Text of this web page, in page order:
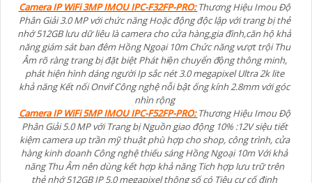
Camera IP WiFi 3MP IMOU IPC-F32FP-PRO:Thương Hiệu Imou Độ
Phân Giải 3.0 MP với chức năng Hoặc động độc lập với trang bị thẻ
nhớ 512GB lưu dữ liêu là camera cho cửa hàng,gia đình,căn hộ khả
năng giám sát ban đêm Hồng Ngoại 10m Chức năng vượt trội Thu
Âm rõ ràng trang bị đặt biệt Phát hiện chuyển động thông minh,
phát hiện hình dáng người Ip sắc nét 3.0 megapixel Ultra 2k lite
khả năng Kết nối Onvif Công nghệ nỗi bật ống kính 2.8mm với góc
nhìn rộng
Camera IP WiFi 5MP IMOU IPC-F52FP-PRO:Thương Hiệu Imou Độ
Phân Giải 5.0 MP với Trang bị Nguồn giao động 10% :12V siệu tiết
kiệm camera up trần mỹ thuật phù hợp cho shop, công trình, cửa
hàng kinh doanh Công nghệ thiếu sáng Hồng Ngoại 10m Với khả
năng Thu Âm nên dùng kết hợp khả năng Tich hợp lưu trữ trên
thẻ nhớ 512GB IP 5.0 megapixel thông số có Tiêu cự cố định